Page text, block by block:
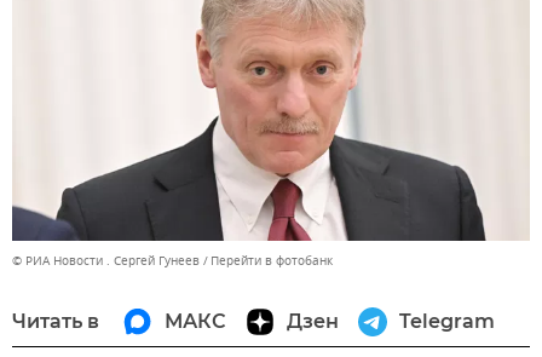
© РИА Новости . Сергей Гунеев Перейти в фотобанк
Читать в МАКС Дзен Telegram